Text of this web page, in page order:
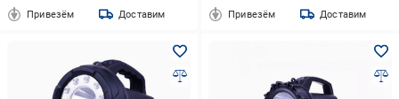
Привезём Доставим Привезём Доставим